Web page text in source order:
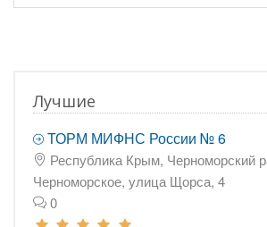
Лучшие
ТОРМ МИФНС России № 6
Республика Крым, Черноморский
Черноморское, улица Щорса, 4
0